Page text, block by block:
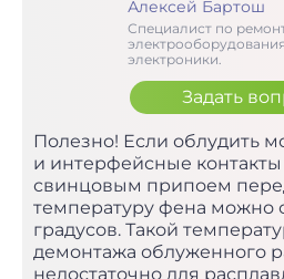
Алексей Бартош
Специалист по
электроники.
Задать
Полезно! Если облудить
и интерфейсные
свинцовым припоем
температуру фена можно
градусов. Такой
демонтажа облуженного
недостаточно для